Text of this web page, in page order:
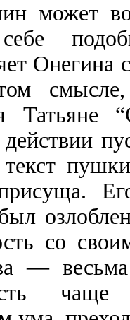
может
Онегина
смысле,
со
—